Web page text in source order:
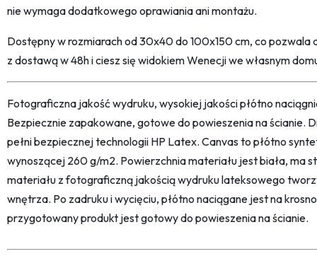
nie wymaga dodatkowego oprawiania ani montażu.
Dostępny w rozmiarach od 30x40 do 100x150 cm, co pozwala
z dostawą w 48h i ciesz się widokiem Wenecji we własnym
Fotograficzna jakość wydruku, wysokiej jakości płótno
Bezpiecznie zapakowane, gotowe do powieszenia na ścianie.
pełni bezpiecznej technologii HP Latex. Canvas to płótno
wynoszącej 260 g/m2. Powierzchnia materiału jest biała, ma
materiału z fotograficzną jakością wydruku lateksowego
wnętrza. Po zadruku i wycięciu, płótno naciągane jest na
przygotowany produkt jest gotowy do powieszenia na ścianie.